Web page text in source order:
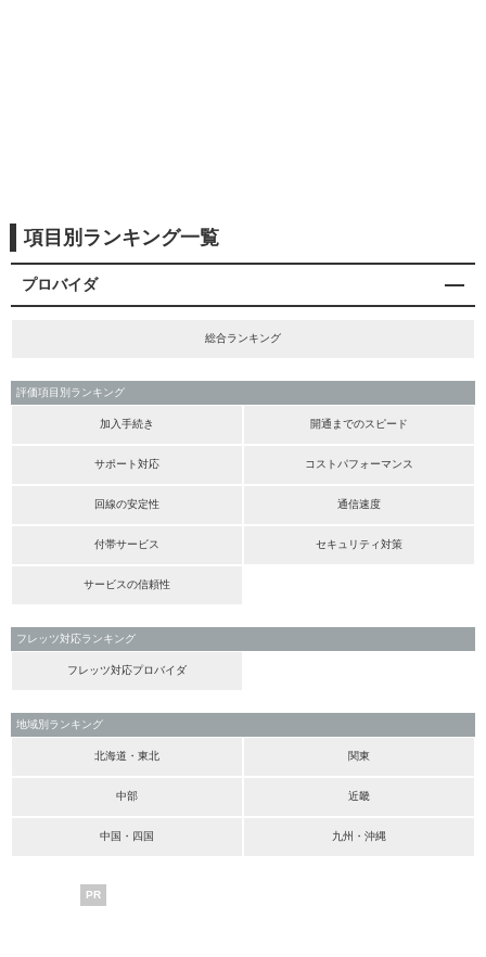
項目別ランキング一覧
プロバイダ
総合ランキング
評価項目別ランキング
加入手続き 開通までのスピード
サポート対応 コストパフォーマンス
回線の安定性 通信速度
付帯サービス セキュリティ対策
サービスの信頼性
フレッツ対応ランキング
フレッツ対応プロバイダ
地域別ランキング
北海道・東北 関東
中部 近畿
中国・四国 九州・沖縄
PR